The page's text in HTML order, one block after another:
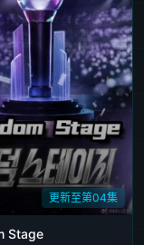
更新至第04集
Stage